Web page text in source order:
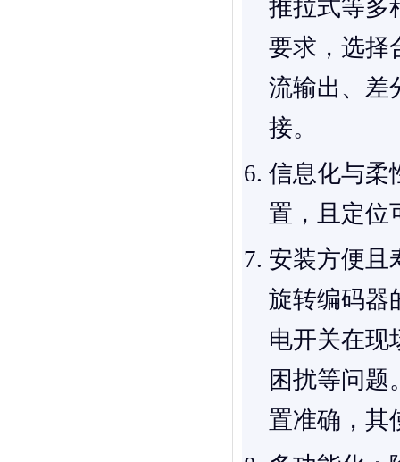
推拉式等多
要求，选择
流输出、差
接。
信息化与柔
置，且定位
安装方便且
旋转编码器
电开关在现
困扰等问题
置准确，其